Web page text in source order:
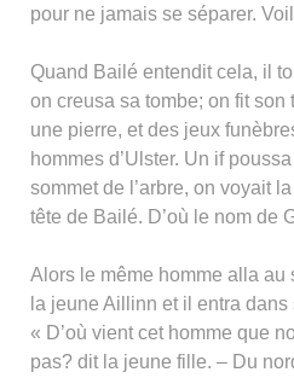
pour ne jamais se séparer.
Quand Bailé entendit cela, il
on creusa sa tombe; on fit son
une pierre, et des jeux
hommes d’Ulster. Un if
sommet de l’arbre, on voyait
tête de Bailé. D’où le nom de
Alors le même homme alla au
la jeune Aillinn et il entra dans
« D’où vient cet homme que
pas? dit la jeune fille. – Du